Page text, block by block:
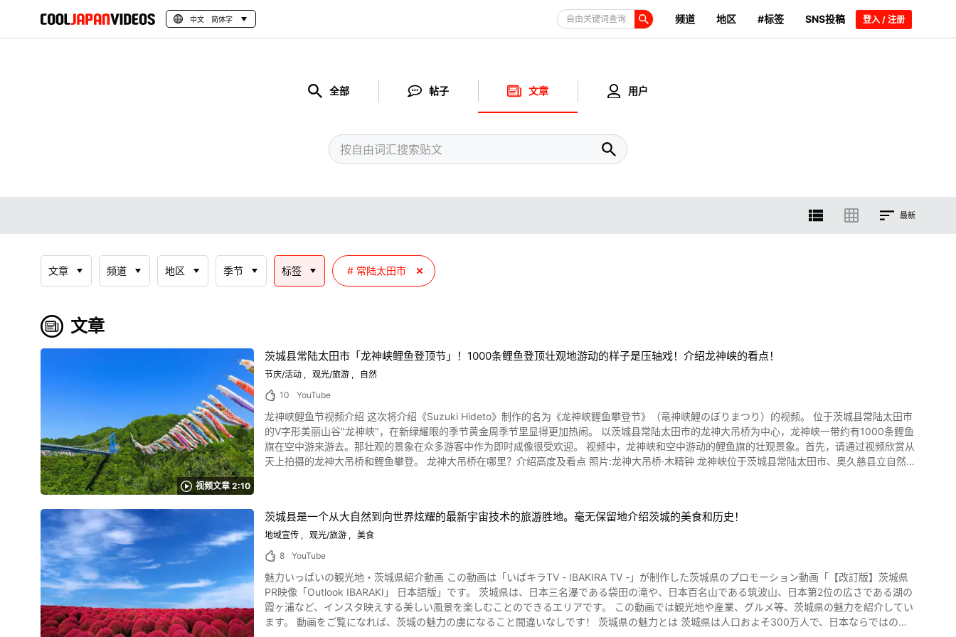
中文 简体字 自由关键词查询 频道 地区 #标签 SNS投稿 登入 / 注册
全部 帖子 文章 用户
最新
文章 频道 地区 季节 标签 常陆太田市
文章
视频文章 2:10
茨城县常陆太田市「龙神峡鲤鱼登顶节」！1000条鲤鱼登顶壮观地游动的样子是压轴戏！介绍龙神峡的看点！
节庆/活动 观光/旅游
自然
10
YouTube
龙神峡鲤鱼节视频介绍 这次将介绍《Suzuki Hideto》制作的名为《龙神峡鲤鱼攀登节》（竜神峡鯉のぼりまつり）的视频。 位于茨城县常陆太田市
的V字形美丽山谷"龙神峡"，在新绿耀眼的季节黄金周季节里显得更加热闹。 以茨城县常陆太田市的龙神大吊桥为中心，龙神峡一带约有1000条鲤鱼
旗在空中游来游去。那壮观的景象在众多游客中作为即时成像很受欢迎。 视频中，龙神峡和空中游动的鲤鱼旗的壮观景象。首先，请通过视频欣赏从
天上拍摄的龙神大吊桥和鲤鱼攀登。 龙神大吊桥在哪里？介绍高度及看点 照片:龙神大吊桥·木精钟 龙神峡位于茨城县常陆太田市、奥久慈县立自然
然丰富的美丽山和溪谷，还有回响在龙神峡的美丽的卡里翁声音。 "龙神峡鲤鱼攀登节"是什么时候开始的？解说其历史 照片:茨城县常陆太田市·龙神
大吊桥的鲤鱼攀登 龙神峡特别热闹是在4月下旬至5月中旬举办的"龙神峡鲤鱼攀登节"期间，以龙神大吊桥为中心，装饰着约1000条鲤鱼攀登，可以
看到在龙神峡一带天空游泳的鲤鱼攀登。 龙神峡鲤鱼攀登节始于平成元年（1989年）。据说，龙神大吊桥建设开始时，在龙神坝上空的右岸和左岸
铺设了钢丝绳，并在那里安装了鲤鱼攀登节。 现在是吸引3万名以上游客的一大活动。有265辆停车空间的停车场在8点30分前也拥挤不堪。虽然乘
车来访很方便,但乘坐公交车或地铁等大众交通工具可能会更好。 受新型冠状病毒感染症扩散的影响,连续两年中断举办,但2022年4月29日~ 5月15
日、2023年4月29日~ 5月14日举行了。 往年黄金周期间举办,2024年的"龙神峡鲤鱼攀登节"详情请登录官方网站或龙神大吊桥官方Instagram查
看。 期间除了野菜等物产集市外，还预定进行摄影比赛。而且一般成人320日元、儿童210日元的渡桥费,儿童节中学生以下的儿童免费。 在龙神
峡，除了"鲤鱼攀缘节"之外，每个季节都会举行活动。从8月上旬到中旬,1000个风铃并排的"风铃节",11月上旬到下旬,还举行了可以享受图章拉力赛
茨城县是一个从大自然到向世界炫耀的最新宇宙技术的旅游胜地。毫无保留地介绍茨城的美食和历史！
地域宣传 观光/旅游
美食
8
YouTube
魅力いっぱいの観光地・茨城県紹介動画 この動画は「いばキラTV - IBAKIRA TV -」が制作した茨城県のプロモーション動画「【改訂版】茨城県
PR映像「Outlook IBARAKI」 日本語版」です。 茨城県は、日本三名瀑である袋田の滝や、日本百名山である筑波山、日本第2位の広さである湖の
霞ヶ浦など、インスタ映えする美しい風景を楽しむことのできるエリアです。 この動画では観光地や産業、グルメ等、茨城県の魅力を紹介してい
ます。 動画をご覧になれば、茨城の魅力の虜になること間違いなしです！ 茨城県の魅力とは 茨城県は人口およそ300万人で、日本ならではの四